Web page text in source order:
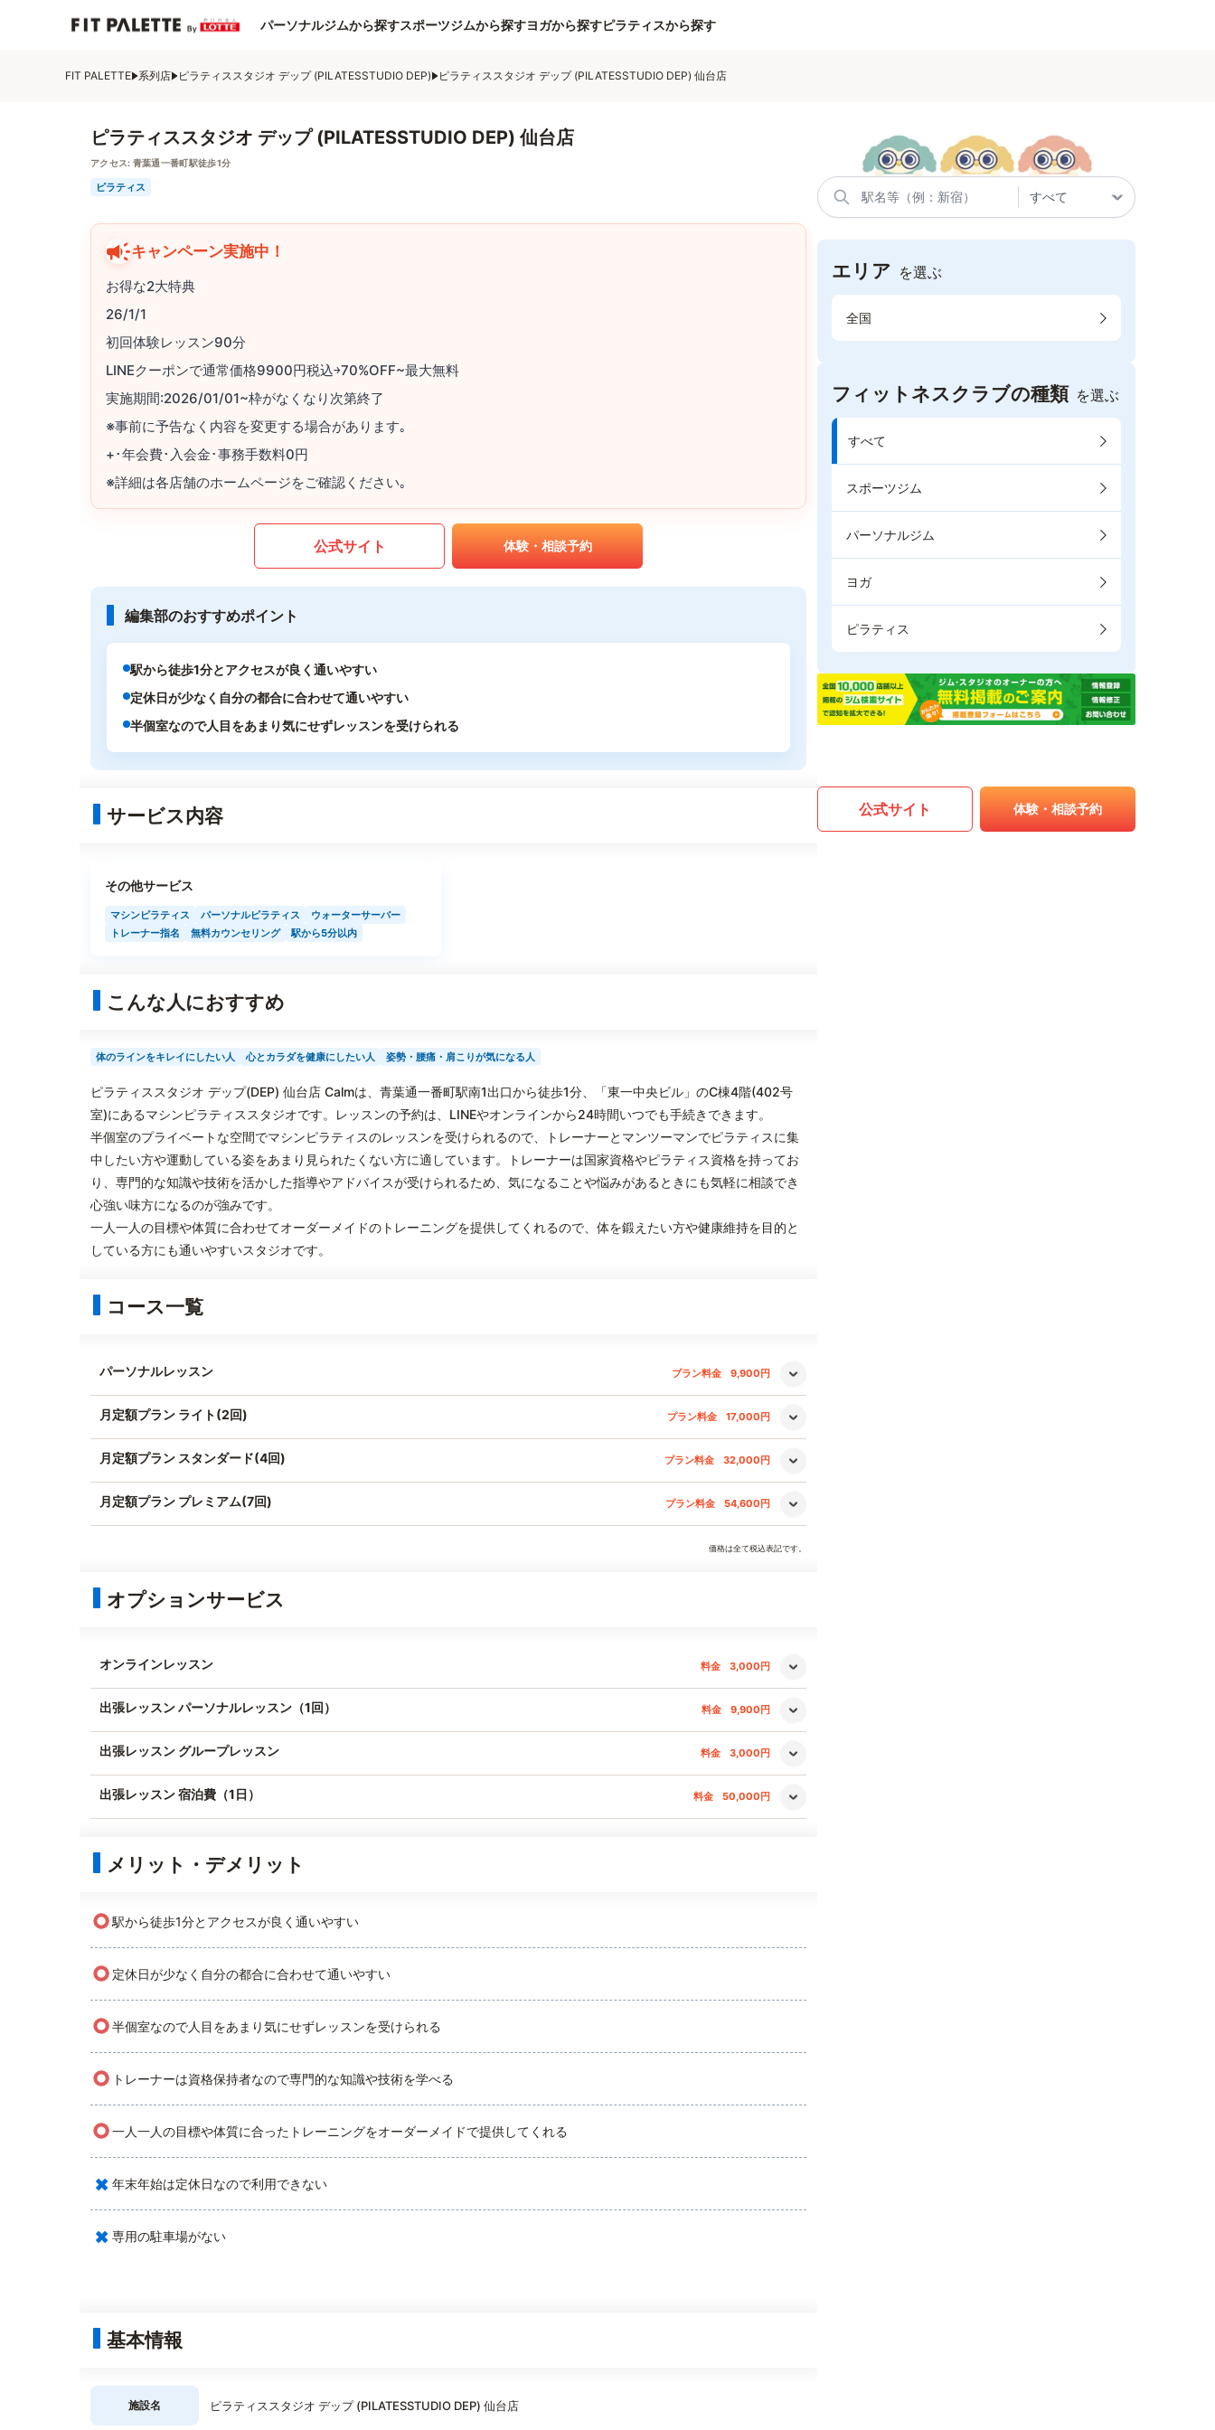
パーソナルジムから探すスポーツジムから探すヨガから探すピラティスから探す
FIT PALETTE 系列店 ピラティススタジオ デップ (PILATESSTUDIO DEP) ピラティススタジオ デップ (PILATESSTUDIO DEP) 仙台店
ピラティススタジオ デップ (PILATESSTUDIO DEP) 仙台店
アクセス: 青葉通一番町駅徒歩1分
ピラティス
キャンペーン実施中！
お得な2大特典
26/1/1
初回体験レッスン90分
LINEクーポンで通常価格9900円税込￫70%OFF~最大無料
実施期間:2026/01/01~枠がなくなり次第終了
※事前に予告なく内容を変更する場合があります｡
+･年会費･入会金･事務手数料0円
※詳細は各店舗のホームページをご確認ください｡
公式サイト 体験・相談予約
編集部のおすすめポイント
駅から徒歩1分とアクセスが良く通いやすい
定休日が少なく自分の都合に合わせて通いやすい
半個室なので人目をあまり気にせずレッスンを受けられる
サービス内容
その他サービス
マシンピラティス パーソナルピラティス
ウォーターサーバー
トレーナー指名
無料カウンセリング 駅から5分以内
こんな人におすすめ
体のラインをキレイにしたい人 心とカラダを健康にしたい人 姿勢・腰痛・肩こりが気になる人
ピラティススタジオ デップ(DEP) 仙台店 Calmは、青葉通一番町駅南1出口から徒歩1分、「東一中央ビル」のC棟4階(402号
室)にあるマシンピラティススタジオです。レッスンの予約は、LINEやオンラインから24時間いつでも手続きできます。
半個室のプライベートな空間でマシンピラティスのレッスンを受けられるので、トレーナーとマンツーマンでピラティスに集
中したい方や運動している姿をあまり見られたくない方に適しています。トレーナーは国家資格やピラティス資格を持ってお
り、専門的な知識や技術を活かした指導やアドバイスが受けられるため、気になることや悩みがあるときにも気軽に相談でき
心強い味方になるのが強みです。
一人一人の目標や体質に合わせてオーダーメイドのトレーニングを提供してくれるので、体を鍛えたい方や健康維持を目的と
している方にも通いやすいスタジオです。
コース一覧
パーソナルレッスン プラン料金 9,900円
月定額プラン ライト(2回) プラン料金 17,000円
月定額プラン スタンダード(4回) プラン料金 32,000円
月定額プラン プレミアム(7回) プラン料金 54,600円
価格は全て税込表記です。
オプションサービス
オンラインレッスン 料金 3,000円
出張レッスン パーソナルレッスン（1回） 料金 9,900円
出張レッスン グループレッスン 料金 3,000円
出張レッスン 宿泊費（1日） 料金 50,000円
メリット・デメリット
○駅から徒歩1分とアクセスが良く通いやすい
○ 定休日が少なく自分の都合に合わせて通いやすい
○半個室なので人目をあまり気にせずレッスンを受けられる
○ トレーナーは資格保持者なので専門的な知識や技術を学べる
○一人一人の目標や体質に合ったトレーニングをオーダーメイドで提供してくれる
× 年末年始は定休日なので利用できない
× 専用の駐車場がない
基本情報
施設名 ピラティススタジオ デップ (PILATESSTUDIO DEP) 仙台店
エリア を選ぶ
全国
フィットネスクラブの種類 を選ぶ
すべて
スポーツジム
パーソナルジム
ヨガ
ピラティス
公式サイト 体験・相談予約